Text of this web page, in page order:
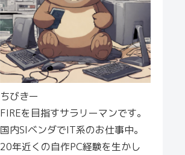
ちびきー
FIREを目指すサラリーマンです。
国内SIベンダでIT系のお仕事中。
20年近くの自作PC経験を生かし